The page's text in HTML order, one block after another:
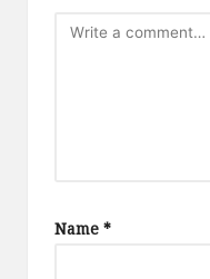
Name *